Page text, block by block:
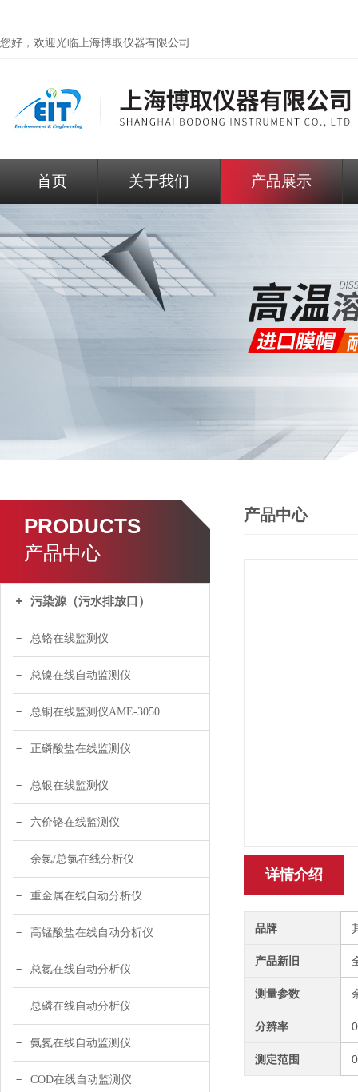
您好，欢迎光临上海博取仪器有限公司
首页 关于我们 产品展示
PRODUCTS
产品中心
污染源（污水排放口）
总铬在线监测仪
总镍在线自动监测仪
总铜在线监测仪AME-3050
正磷酸盐在线监测仪
总银在线监测仪
六价铬在线监测仪
余氯/总氯在线分析仪
重金属在线自动分析仪
高锰酸盐在线自动分析仪
总氮在线自动分析仪
总磷在线自动分析仪
氨氮在线自动监测仪
COD在线自动监测仪
产品中心
详情介绍
品牌
产品新旧
测量参数
分辨率
测定范围